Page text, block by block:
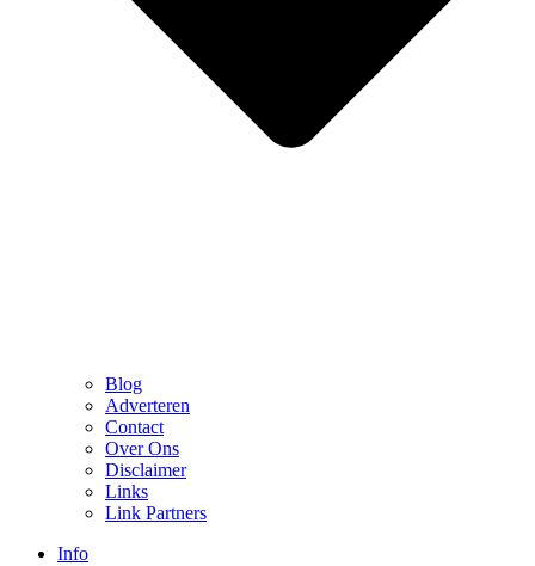
Blog
Adverteren
Contact
Over Ons
Disclaimer
Links
Link Partners
Info